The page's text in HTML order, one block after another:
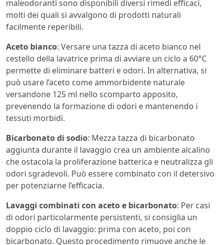
maleodoranti sono disponibili diversi rimedi efficaci,
molti dei quali si avvalgono di prodotti naturali
facilmente reperibili.
Aceto bianco: Versare una tazza di aceto bianco nel
cestello della lavatrice prima di avviare un ciclo a 60°C
permette di eliminare batteri e odori. In alternativa, si
può usare l’aceto come ammorbidente naturale
versandone 125 ml nello scomparto apposito,
prevenendo la formazione di odori e mantenendo i
tessuti morbidi.
Bicarbonato di sodio: Mezza tazza di bicarbonato
aggiunta durante il lavaggio crea un ambiente alcalino
che ostacola la proliferazione batterica e neutralizza gli
odori sgradevoli. Può essere combinato con il detersivo
per potenziarne l’efficacia.
Lavaggi combinati con aceto e bicarbonato: Per casi
di odori particolarmente persistenti, si consiglia un
doppio ciclo di lavaggio: prima con aceto, poi con
bicarbonato. Questo procedimento rimuove anche le